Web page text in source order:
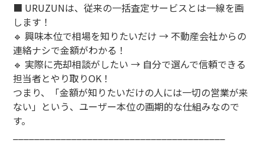
■ URUZUNは、従来の一括査定サービスとは一線を画
します！
🔹 興味本位で相場を知りたいだけ → 不動産会社からの
連絡ナシで金額がわかる！
🔹 実際に売却相談がしたい → 自分で選んで信頼できる
担当者とやり取りOK！
つまり、「金額が知りたいだけの人には一切の営業が来
ない」という、ユーザー本位の画期的な仕組みなので
す。